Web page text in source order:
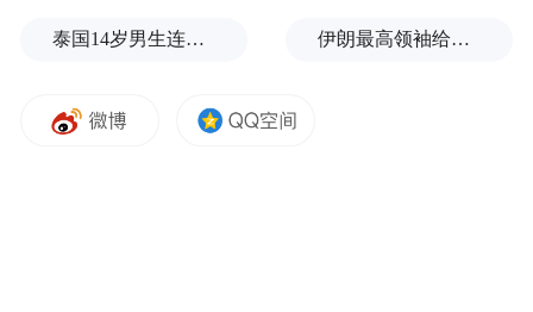
租车回家的路费也由公司报销。就算在竞争
王”。
泰国14岁男生连杀8人后自戕！先杀祖父母，再携98发子弹进入校园，更可怕的细节公布了 伊朗最高领袖给总统下了“最后警告”？